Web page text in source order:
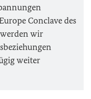
Conclavedes
wir
weiter